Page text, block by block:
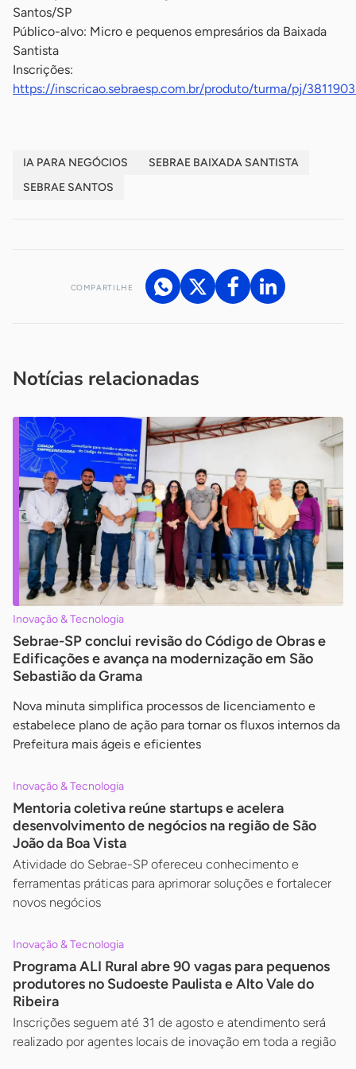
Santos/SP
Público-alvo: Micro e pequenos empresários da Baixada
Santista
Inscrições:
https://inscricao.sebraesp.com.br/produto/turma/pj/
IA PARA NEGÓCIOS
SEBRAE BAIXADA SANTISTA
SEBRAE SANTOS
COMPARTILHE
Notícias relacionadas
Inovação & Tecnologia
Sebrae-SP conclui revisão do Código de Obras e
Edificações e avança na modernização em São
Sebastião da Grama
Nova minuta simplifica processos de licenciamento e
estabelece plano de ação para tornar os fluxos internos da
Prefeitura mais ágeis e eficientes
Inovação & Tecnologia
Mentoria coletiva reúne startups e acelera
desenvolvimento de negócios na região de São
João da Boa Vista
Atividade do Sebrae-SP ofereceu conhecimento e
ferramentas práticas para aprimorar soluções e fortalecer
novos negócios
Inovação & Tecnologia
Programa ALI Rural abre 90 vagas para pequenos
produtores no Sudoeste Paulista e Alto Vale do
Ribeira
Inscrições seguem até 31 de agosto e atendimento será
realizado por agentes locais de inovação em toda a região